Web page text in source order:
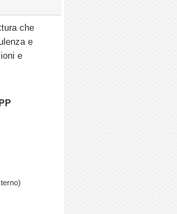
che
e
e